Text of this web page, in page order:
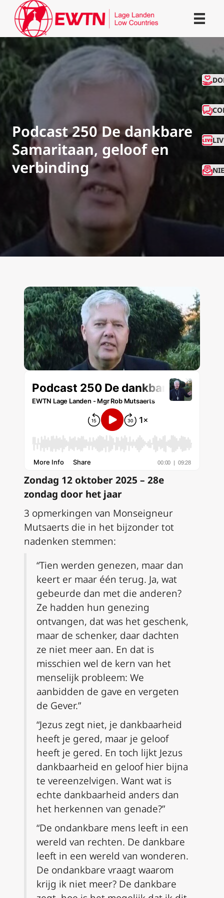
Podcast 250 De dankbare
Samaritaan, geloof en
verbinding
Zondag 12 oktober 2025 – 28e
zondag door het jaar
3 opmerkingen van Monseigneur
Mutsaerts die in het bijzonder tot
nadenken stemmen:
“Tien werden genezen, maar dan
keert er maar één terug. Ja, wat
gebeurde dan met die anderen?
Ze hadden hun genezing
ontvangen, dat was het geschenk,
maar de schenker, daar dachten
ze niet meer aan. En dat is
misschien wel de kern van het
menselijk probleem: We
aanbidden de gave en vergeten
de Gever.”
“Jezus zegt niet, je dankbaarheid
heeft je gered, maar je geloof
heeft je gered. En toch lijkt Jezus
dankbaarheid en geloof hier bijna
te vereenzelvigen. Want wat is
echte dankbaarheid anders dan
het herkennen van genade?”
“De ondankbare mens leeft in een
wereld van rechten. De dankbare
leeft in een wereld van wonderen.
De ondankbare vraagt waarom
krijg ik niet meer? De dankbare